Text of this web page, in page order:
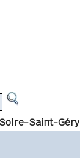
Saint-Géry